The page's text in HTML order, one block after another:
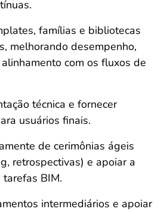
famílias e bibliotecas
melhorando desempenho,
com os fluxos de
técnica e fornecer
usuários finais.
de cerimônias ágeis
retrospectivas) e apoiar a
tarefas BIM.
intermediários e apoiar